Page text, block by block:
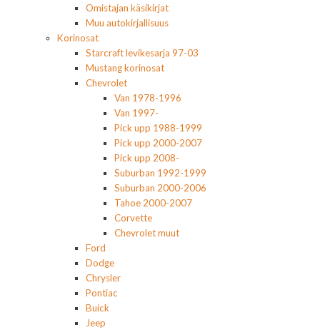
Omistajan käsikirjat
Muu autokirjallisuus
Korinosat
Starcraft levikesarja 97-03
Mustang korinosat
Chevrolet
Van 1978-1996
Van 1997-
Pick upp 1988-1999
Pick upp 2000-2007
Pick upp 2008-
Suburban 1992-1999
Suburban 2000-2006
Tahoe 2000-2007
Corvette
Chevrolet muut
Ford
Dodge
Chrysler
Pontiac
Buick
Jeep